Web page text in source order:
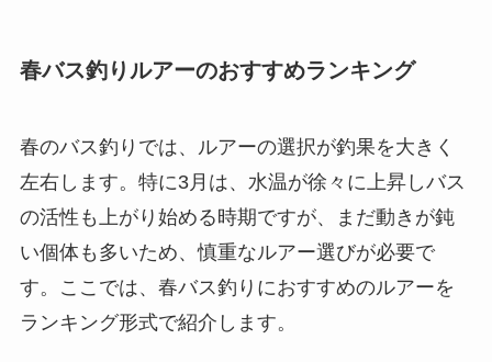
春バス釣りルアーのおすすめランキング
春のバス釣りでは、ルアーの選択が釣果を大きく
左右します。特に3月は、水温が徐々に上昇しバス
の活性も上がり始める時期ですが、まだ動きが鈍
い個体も多いため、慎重なルアー選びが必要で
す。ここでは、春バス釣りにおすすめのルアーを
ランキング形式で紹介します。